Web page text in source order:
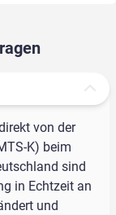
von der
K) beim
sind
in Echtzeit an
und